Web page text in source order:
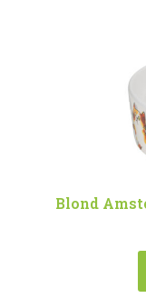
Blond